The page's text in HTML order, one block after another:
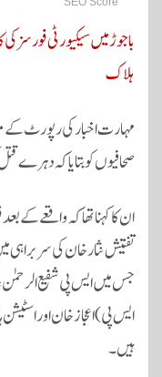
ہلاک
مہارت اخبار کی رپورٹ
صحافیوں کو بتایا کہ دہرے قتل کیس کے شبہے
ان کا کہنا تھا کہ واقعے
تفتیش نثار خان کی
جس میں ایس پی شفیع
ایس پی) اعجاز خان اور
ہیں۔